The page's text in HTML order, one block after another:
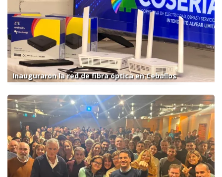
Inauguraron la red de fibra óptica en Ceballos